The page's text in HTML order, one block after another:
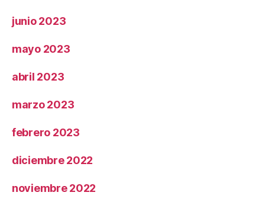
junio 2023
mayo 2023
abril 2023
marzo 2023
febrero 2023
diciembre 2022
noviembre 2022